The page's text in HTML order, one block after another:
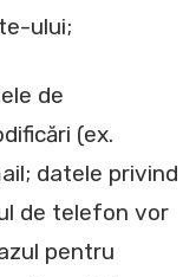
ului;
de
(ex.
datele privind
de telefon vor
pentru